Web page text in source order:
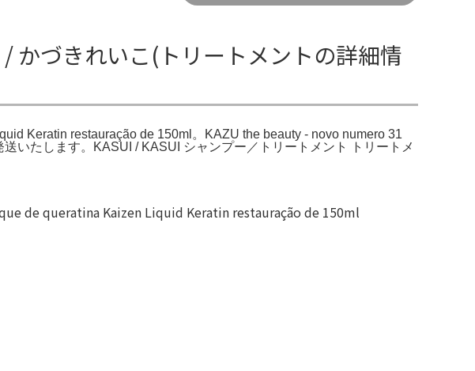
かづきれいこ(トリートメントの詳細情
Keratin restauração de 150ml。KAZU the beauty - novo numero 31
いたします。KASUI / KASUI シャンプー／トリートメント トリートメ